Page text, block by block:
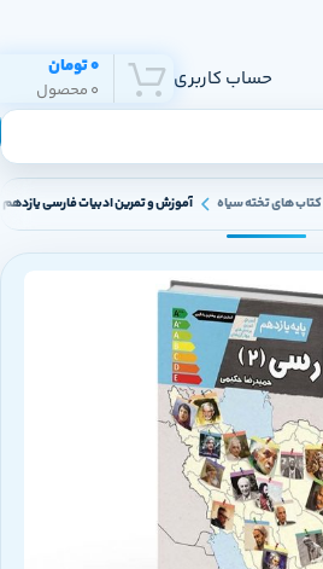
حساب کاربری 0 محصول
0تومان
کتاب های تخته سیاه آموزش و تمرین ادبیات فارسی